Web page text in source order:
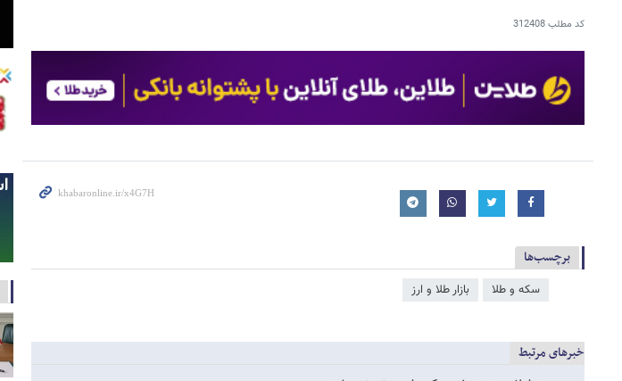
کد مطلب312408
برچسب‌ها
سکه و طلا بازار طلا و ارز
خبرهای مرتبط